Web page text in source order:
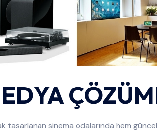
tasarlanan sinema odalarında hem